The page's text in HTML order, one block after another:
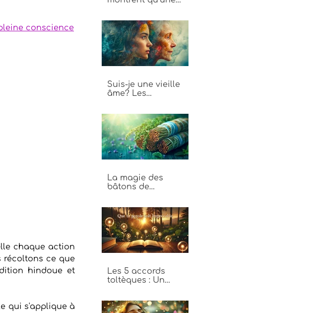
conscience
chaque action
récoltons ce que
hindoue et
qui s'applique à
Suis-je une vieille
âme? Les
âme
La magie des
bâtons de
plantes sacrées
Les 5 accords
toltèques : Un